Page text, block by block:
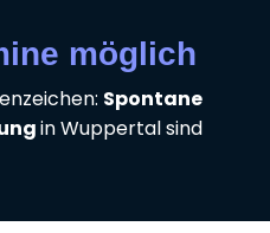
möglich
Spontane
in Wuppertal sind